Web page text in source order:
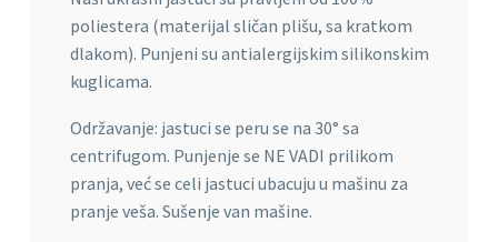
poliestera (materijal sličan plišu, sa kratkom
dlakom). Punjeni su antialergijskim silikonskim
kuglicama.
Održavanje: jastuci se peru se na 30° sa
centrifugom. Punjenje se NE VADI prilikom
pranja, već se celi jastuci ubacuju u mašinu za
pranje veša. Sušenje van mašine.